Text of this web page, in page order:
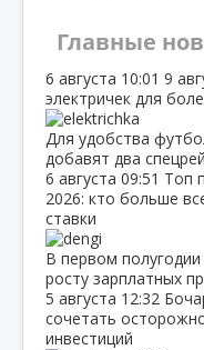
Главные
6 августа 10:01 9
электричек для
Для удобства
добавят два
6 августа 09:51 Топ
2026: кто больше
ставки
В первом
росту зарплатных
5 августа 12:32
сочетать
инвестиций